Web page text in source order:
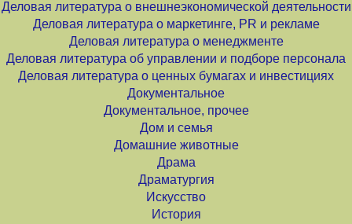
Деловая литература о внешнеэкономической деятельности
Деловая литература о маркетинге, PR и рекламе
Деловая литература о менеджменте
Деловая литература об управлении и подборе персонала
Деловая литература о ценных бумагах и инвестициях
Документальное
Документальное, прочее
Дом и семья
Домашние животные
Драма
Драматургия
Искусство
История